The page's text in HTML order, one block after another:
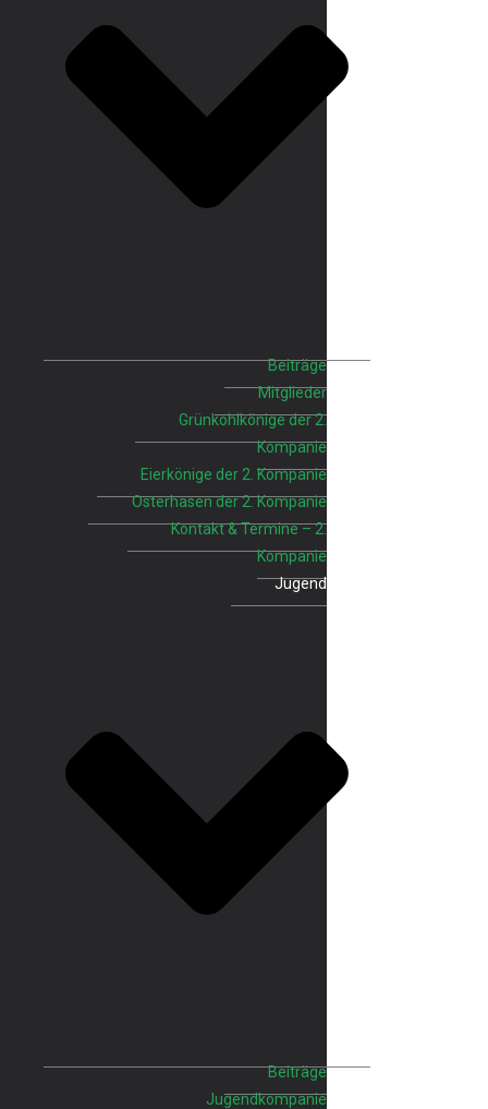
Beiträge
Mitglieder
Grünkohlkönige der 2.
Kompanie
Eierkönige der 2. Kompanie
Osterhasen der 2. Kompanie
Kontakt & Termine – 2.
Kompanie
Jugend
Beiträge
Jugendkompanie